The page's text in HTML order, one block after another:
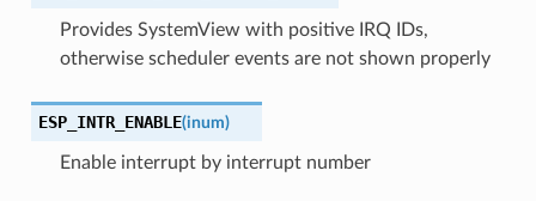
Provides SystemView with positive IRQ IDs,
otherwise scheduler events are not shown properly
ESP_INTR_ENABLE(inum)
Enable interrupt by interrupt number